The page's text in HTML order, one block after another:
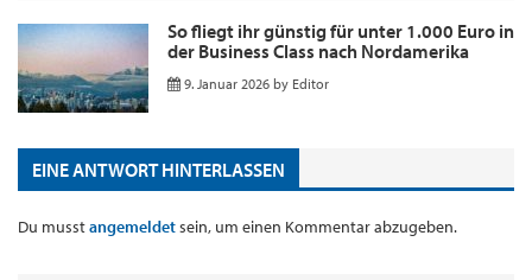
So fliegt ihr günstig für unter 1.000 Euro in
der Business Class nach Nordamerika
9. Januar 2026 by Editor
EINE ANTWORT HINTERLASSEN
Du musstangemeldetsein, um einen Kommentar abzugeben.